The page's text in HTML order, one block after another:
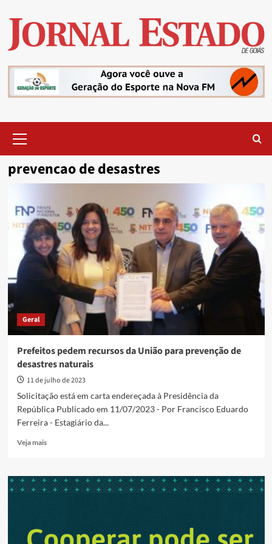
content
Menu
prevencao de desastres
Geral
Prefeitos pedem recursos da União para prevenção de
desastres naturais
11 de julho de 2023
Solicitação está em carta endereçada à Presidência da
República Publicado em 11/07/2023 - Por Francisco Eduardo
Ferreira - Estagiário da...
Veja maisRead
Prefeitos
pedem
para